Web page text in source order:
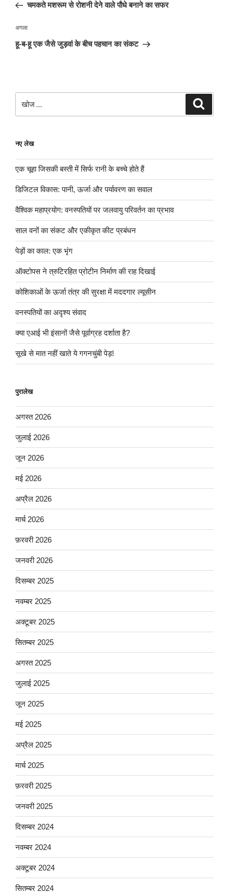
पोस्ट:चमकते मशरूम से रोशनी देने वाले पौधे बनाने का सफर
अगली
पोस्ट
अगला
हू-ब-हू एक जैसे जुड़वां के बीच पहचान का संकट
खोजे
नए लेख
एक चूहा जिसकी बस्ती में सिर्फ रानी के बच्चे होते हैं
डिजिटल विकास: पानी, ऊर्जा और पर्यावरण का सवाल
वैश्विक महाप्रयोग: वनस्पतियों पर जलवायु परिवर्तन का प्रभाव
साल वनों का संकट और एकीकृत कीट प्रबंधन
पेड़ों का काल: एक भृंग
ऑक्टोपस ने त्रुटिरहित प्रोटीन निर्माण की राह दिखाई
कोशिकाओं के ऊर्जा तंत्र की सुरक्षा में मददगार ल्यूसीन
वनस्पतियों का अदृश्य संवाद
क्या एआई भी इंसानों जैसे पूर्वाग्रह दर्शाता है?
सूखे से मात नहीं खाते ये गगनचुंबी पेड़!
पुरालेख
अगस्त 2026
जुलाई 2026
जून 2026
मई 2026
अप्रैल 2026
मार्च 2026
फ़रवरी 2026
जनवरी 2026
दिसम्बर 2025
नवम्बर 2025
अक्टूबर 2025
सितम्बर 2025
अगस्त 2025
जुलाई 2025
जून 2025
मई 2025
अप्रैल 2025
मार्च 2025
फ़रवरी 2025
जनवरी 2025
दिसम्बर 2024
नवम्बर 2024
अक्टूबर 2024
सितम्बर 2024